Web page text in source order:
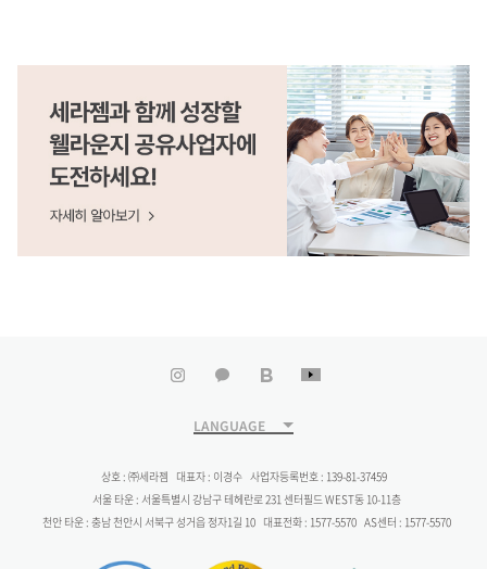
강원
세종
제주
경기 고양시 일산동구 장항동 768-2
세라젬 직영매장
세라젬 웰라운지 공주신관 직영점
충남 공주시 한적1길 2, 1층
세라젬 웰라운지 광주매곡 직영점
세라젬 직영매장
세라젬 웰라운지 광주봉선 직영점
광주 남구 봉선동 112
LANGUAGE
상호 : ㈜세라젬 대표자 : 이경수 사업자등록번호 : 139-81-37459
서울 타운 : 서울특별시 강남구 테헤란로 231 센터필드 WEST동 10-11층
천안 타운 : 충남 천안시 서북구 성거읍 정자1길 10 대표전화 : 1577-5570 AS센터 : 1577-5570